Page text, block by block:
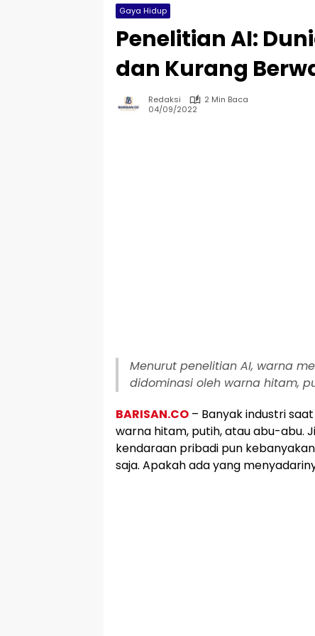
Gaya Hidup
Penelitian AI:
dan Kurang
Redaksi
2 Min Baca
04/09/2022
Menurut penelitian AI, warna
didominasi oleh warna hitam,
BARISAN.CO – Banyak industri
warna hitam, putih, atau abu-abu.
kendaraan pribadi pun
saja. Apakah ada yang